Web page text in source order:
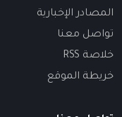
المصادر الإخبارية
تواصل معنا
خلاصة RSS
خريطة الموقع